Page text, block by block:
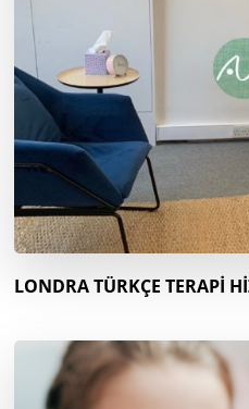
LONDRA TÜRKÇE TERAPİ